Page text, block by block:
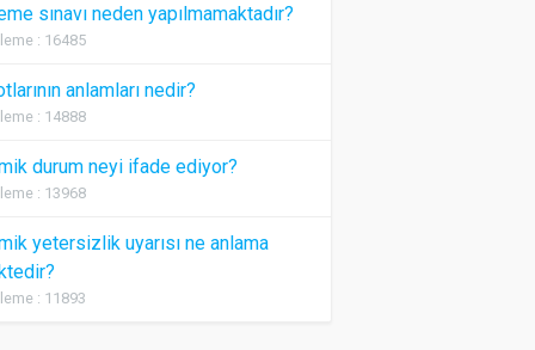
sınavı neden yapılmamaktadır?
: 16485
anlamları nedir?
: 14888
durum neyi ifade ediyor?
: 13968
yetersizlik uyarısı ne anlama
: 11893